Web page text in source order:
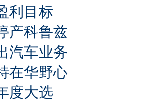
利目标
产科鲁兹
汽车业务
在华野心
度大选